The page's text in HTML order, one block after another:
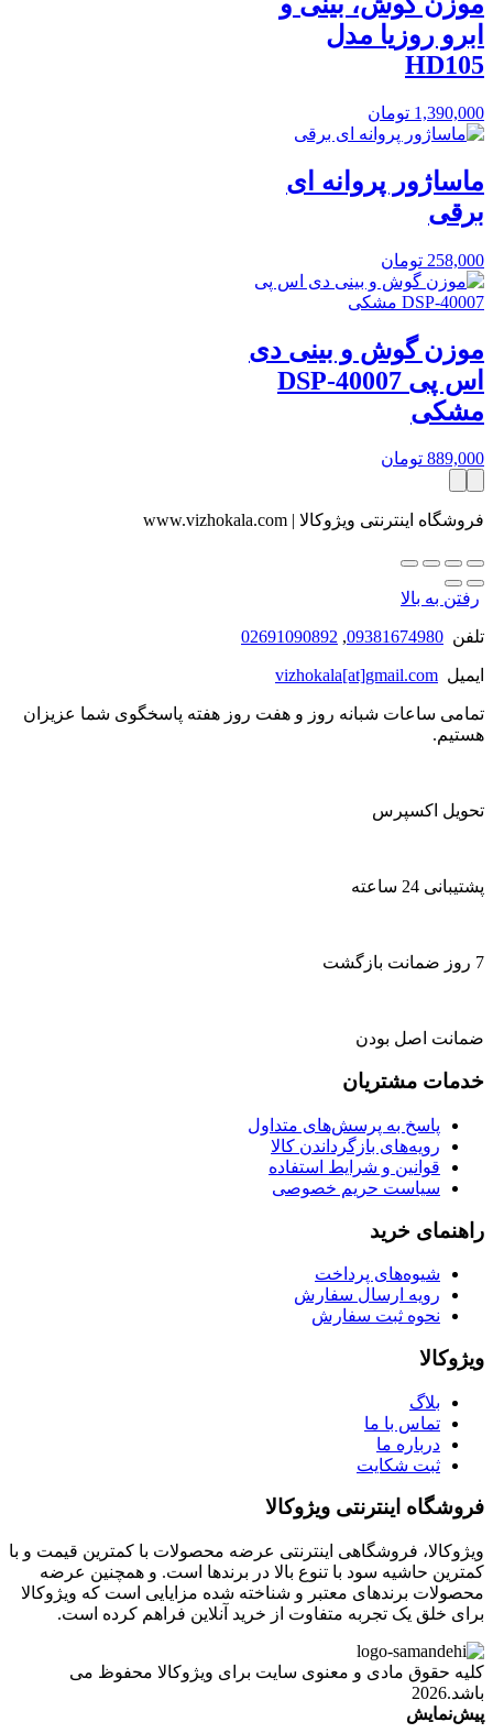
ابرو روزیا مدل
HD105
1,390,000 تومان
ماساژور پروانه ای
برقی
258,000 تومان
موزن گوش و بینی دی
اس پی DSP-40007
مشکی
889,000 تومان
فروشگاه اینترنتی ویژوکالا | www.vizhokala.com
رفتن به بالا
تلفن 09381674980
,
02691090892
ایمیل vizhokala[at]gmail.com
تمامی ساعات شبانه روز و هفت روز هفته پاسخگوی شما عزیزان
هستیم.
تحویل اکسپرس
پشتیبانی 24 ساعته
7 روز ضمانت بازگشت
ضمانت اصل بودن
خدمات مشتریان
پاسخ به پرسش‌های متداول
رویه‌های بازگرداندن کالا
قوانین و شرایط استفاده
سیاست حریم خصوصی
راهنمای خرید
شیوه‌های پرداخت
رویه ارسال سفارش
نحوه ثبت سفارش
ویژوکالا
بلاگ
تماس با ما
درباره ما
ثبت شکایت
فروشگاه اینترنتی ویژوکالا
ویژوکالا، فروشگاهی اینترنتی عرضه محصولات با کمترین قیمت و با
کمترین حاشیه سود با تنوع بالا در برندها است. و همچنین عرضه
محصولات برندهای معتبر و شناخته شده مزایایی است که ویژوکالا
برای خلق یک تجربه متفاوت از خرید آنلاین فراهم کرده است.
کلیه حقوق مادی و معنوی سایت برای ویژوکالا محفوظ می
باشد.2026
پیش‌نمایش